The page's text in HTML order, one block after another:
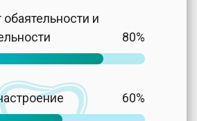
и
80%
60%